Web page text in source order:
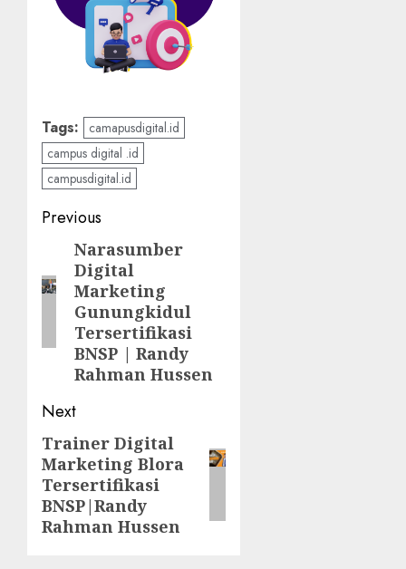
Tags:
camapusdigital.id
campus digital .id
campusdigital.id
Post
navigation
Previous
Previous
post:
Narasumber
Digital
Marketing
Gunungkidul
Tersertifikasi
BNSP | Randy
Rahman Hussen
Next
Next
post:
Trainer Digital
Marketing Blora
Tersertifikasi
BNSP|Randy
Rahman Hussen